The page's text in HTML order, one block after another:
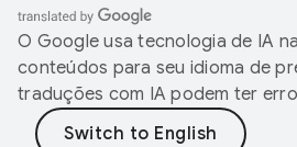
O Google usa tecnologia de IA
conteúdos para seu idioma de
traduções com IA podem ter